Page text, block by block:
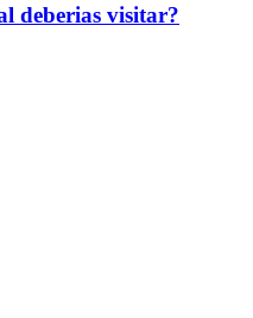
deberias visitar?